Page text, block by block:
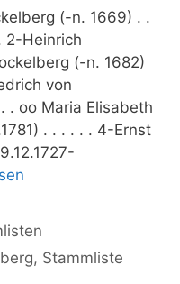
(-n. 1669) . .
2-Heinrich
(-n. 1682)
von
. oo Maria Elisabeth
. . . . . . 4-Ernst
, Stammliste